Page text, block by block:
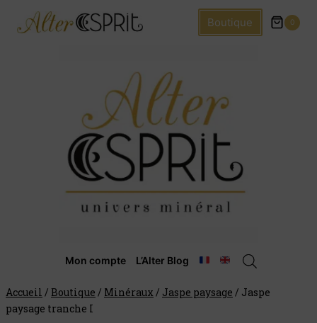
Boutique 0
Mon compte L’Alter Blog
Accueil / Boutique / Minéraux / Jaspe paysage / Jaspe
paysage tranche I